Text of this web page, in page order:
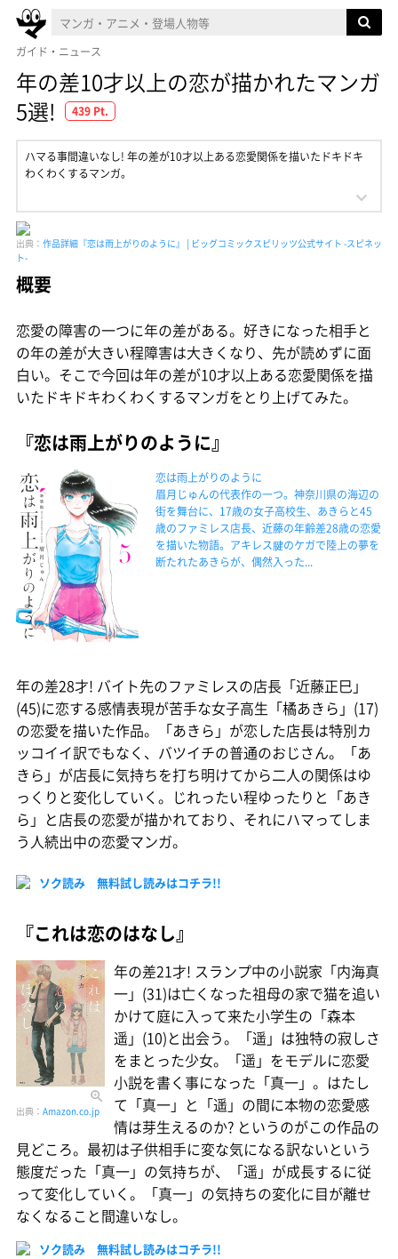
ガイド・ニュース
年の差10才以上の恋が描かれたマンガ
5選!
439 Pt.
ハマる事間違いなし! 年の差が10才以上ある恋愛関係を描いたドキドキ
わくわくするマンガ。
出典： 作品詳細『恋は雨上がりのように』 | ビッグコミックスピリッツ公式サイト -スピネッ
ト-
概要
恋愛の障害の一つに年の差がある。好きになった相手と
の年の差が大きい程障害は大きくなり、先が読めずに面
白い。そこで今回は年の差が10才以上ある恋愛関係を描
いたドキドキわくわくするマンガをとり上げてみた。
『恋は雨上がりのように』
恋は雨上がりのように
眉月じゅんの代表作の一つ。神奈川県の海辺の
街を舞台に、17歳の女子高校生、あきらと45
歳のファミレス店長、近藤の年齢差28歳の恋愛
を描いた物語。アキレス腱のケガで陸上の夢を
断たれたあきらが、偶然入った...
年の差28才! バイト先のファミレスの店長「近藤正巳」
(45)に恋する感情表現が苦手な女子高生「橘あきら」(17)
の恋愛を描いた作品。「あきら」が恋した店長は特別カ
ッコイイ訳でもなく、バツイチの普通のおじさん。「あ
きら」が店長に気持ちを打ち明けてから二人の関係はゆ
っくりと変化していく。じれったい程ゆったりと「あき
ら」と店長の恋愛が描かれており、それにハマってしま
う人続出中の恋愛マンガ。
ソク読み 無料試し読みはコチラ!!
『これは恋のはなし』
出典： Amazon.co.jp
年の差21才! スランプ中の小説家「内海真
一」(31)は亡くなった祖母の家で猫を追い
かけて庭に入って来た小学生の「森本
遥」(10)と出会う。「遥」は独特の寂しさ
をまとった少女。「遥」をモデルに恋愛
小説を書く事になった「真一」。はたし
て「真一」と「遥」の間に本物の恋愛感
情は芽生えるのか? というのがこの作品の
見どころ。最初は子供相手に変な気になる訳ないという
態度だった「真一」の気持ちが、「遥」が成長するに従
って変化していく。「真一」の気持ちの変化に目が離せ
なくなること間違いなし。
ソク読み 無料試し読みはコチラ!!